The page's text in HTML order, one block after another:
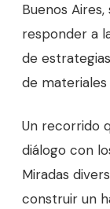
Buenos
responder a
de
de
Un recorrido
diálogo con
Miradas
construir un